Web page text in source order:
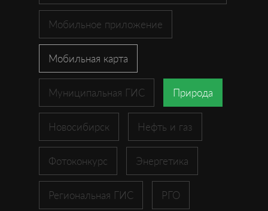
Мобильное приложение
Мобильная карта
Муниципальная ГИС Природа
Новосибирск Нефть и газ
Фотоконкурс Энергетика
Региональная ГИС РГО